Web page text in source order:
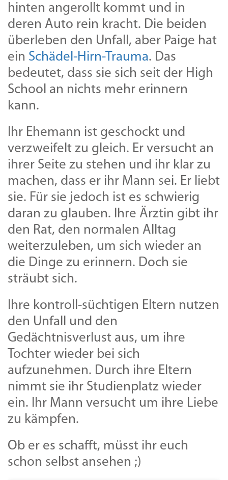
hinten angerollt kommt und in
deren Auto rein kracht. Die beiden
überleben den Unfall, aber Paige hat
ein Schädel-Hirn-Trauma. Das
bedeutet, dass sie sich seit der High
School an nichts mehr erinnern
kann.
Ihr Ehemann ist geschockt und
verzweifelt zu gleich. Er versucht an
ihrer Seite zu stehen und ihr klar zu
machen, dass er ihr Mann sei. Er liebt
sie. Für sie jedoch ist es schwierig
daran zu glauben. Ihre Ärztin gibt ihr
den Rat, den normalen Alltag
weiterzuleben, um sich wieder an
die Dinge zu erinnern. Doch sie
sträubt sich.
Ihre kontroll-süchtigen Eltern nutzen
den Unfall und den
Gedächtnisverlust aus, um ihre
Tochter wieder bei sich
aufzunehmen. Durch ihre Eltern
nimmt sie ihr Studienplatz wieder
ein. Ihr Mann versucht um ihre Liebe
zu kämpfen.
Ob er es schafft, müsst ihr euch
schon selbst ansehen ;)